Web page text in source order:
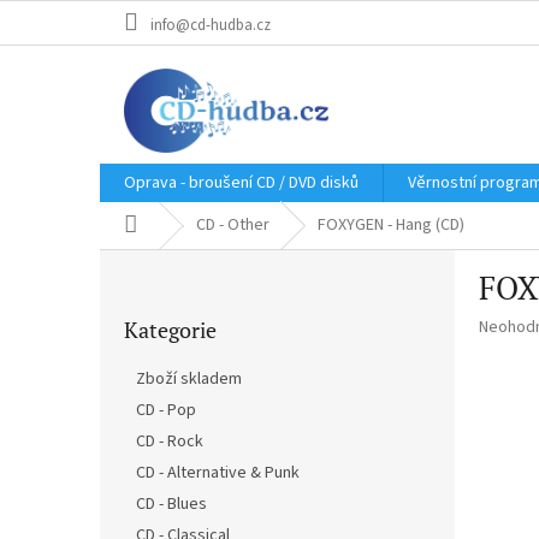
info@cd-hudba.cz
Oprava - broušení CD / DVD disků Věrnostní
Domů CD - Other FOXYGEN - Hang (CD)
kategorie
Kategorie
Zboží skladem
CD - Pop
CD - Rock
CD - Alternative & Punk
CD - Blues